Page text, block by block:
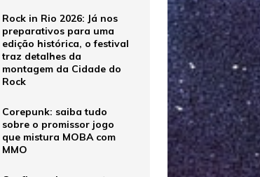
Rock in Rio 2026: Já nos
preparativos para uma
edição histórica, o festival
traz detalhes da
montagem da Cidade do
Rock
Corepunk: saiba tudo
sobre o promissor jogo
que mistura MOBA com
MMO